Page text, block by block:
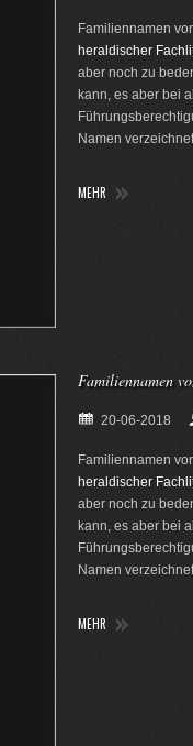
Familiennamen
heraldischer
aber noch zu
kann, es aber bei
Namen verzeichnet
MEHR
Familiennamen
20-06-2018
Familiennamen
heraldischer
aber noch zu
kann, es aber bei
Namen verzeichnet
MEHR